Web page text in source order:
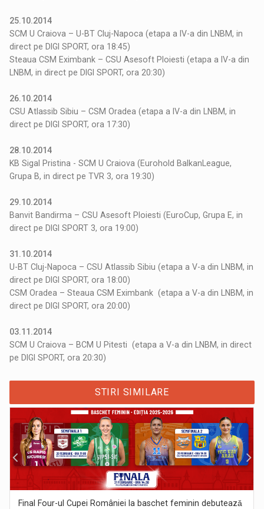
25.10.2014
SCM U Craiova – U-BT Cluj-Napoca (etapa a IV-a din LNBM, in
direct pe DIGI SPORT, ora 18:45)
Steaua CSM Eximbank – CSU Asesoft Ploiesti (etapa a IV-a din
LNBM, in direct pe DIGI SPORT, ora 20:30)
26.10.2014
CSU Atlassib Sibiu – CSM Oradea (etapa a IV-a din LNBM, in
direct pe DIGI SPORT, ora 17:30)
28.10.2014
KB Sigal Pristina - SCM U Craiova (Eurohold BalkanLeague,
Grupa B, in direct pe TVR 3, ora 19:30)
29.10.2014
Banvit Bandirma – CSU Asesoft Ploiesti (EuroCup, Grupa E, in
direct pe DIGI SPORT 3, ora 19:00)
31.10.2014
U-BT Cluj-Napoca – CSU Atlassib Sibiu (etapa a V-a din LNBM, in
direct pe DIGI SPORT, ora 18:00)
CSM Oradea – Steaua CSM Eximbank (etapa a V-a din LNBM, in
direct pe DIGI SPORT, ora 20:00)
03.11.2014
SCM U Craiova – BCM U Pitesti (etapa a V-a din LNBM, in direct
pe DIGI SPORT, ora 20:30)
STIRI SIMILARE
Final Four-ul Cupei României la baschet feminin debuteazǎ